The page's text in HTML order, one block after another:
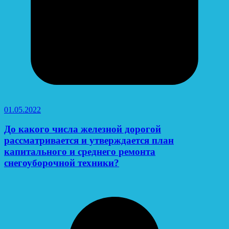
01.05.2022
До какого числа железной дорогой
рассматривается и утверждается план
капитального и среднего ремонта
снегоуборочной техники?